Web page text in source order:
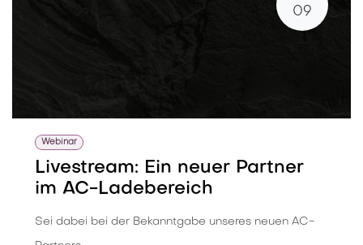
09
Webinar
Livestream: Ein neuer Partner
im AC-Ladebereich
Sei dabei bei der Bekanntgabe unseres neuen AC-